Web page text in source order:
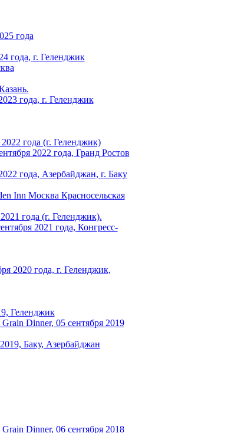
года
года, г. Геленджик
года, г. Геленджик
года (г. Геленджик)
2022 года, Гранд Ростов
года, Азербайджан, г. Баку
Inn Москва Красносельская
года (г. Геленджик).
2021 года, Конгресс-
2020 года, г. Геленджик,
Геленджик
Dinner, 05 сентября 2019
Баку, Азербайджан
Dinner, 06 сентября 2018